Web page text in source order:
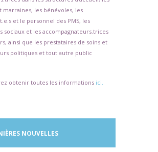
marraines, les bénévoles, les
et le personnel des PMS, les
sociaux et les accompagnateurs.trices
ainsi que les prestataires de soins et
politiques et tout autre public
obtenir toutes les informations ici.
NOUVELLES